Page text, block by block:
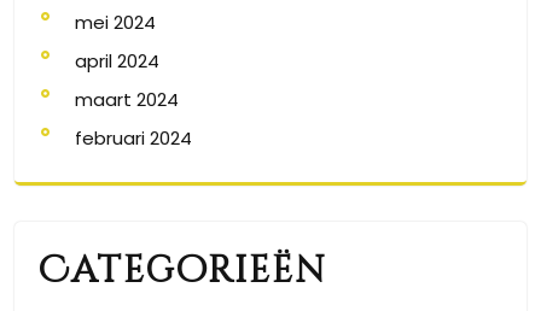
mei 2024
april 2024
maart 2024
februari 2024
Categorieën